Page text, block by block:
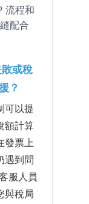
流程和
配合
或稅
？
可以提
額計算
發票上
遇到問
服人員
與稅局